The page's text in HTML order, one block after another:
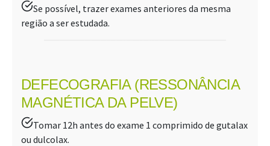
Se possível, trazer exames anteriores da mesma
região a ser estudada.
DEFECOGRAFIA (RESSONÂNCIA
MAGNÉTICA DA PELVE)
Tomar 12h antes do exame 1 comprimido de gutalax
ou dulcolax.